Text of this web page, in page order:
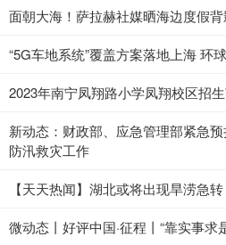
面朝大海！萨拉赫社媒晒海边度假
“5G车地系统”覆盖方案落地上海 环
2023年南宁凤翔路小学凤翔校区招
新动态：财政部、应急管理部紧急
防汛救灾工作
【天天热闻】湖北或将出现旱涝急转
微动态丨好评中国·征程丨“靠实事求